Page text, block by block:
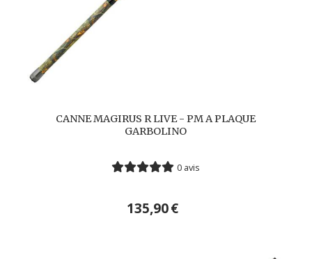
CANNE MAGIRUS R LIVE - PM A PLAQUE
GARBOLINO
0 avis
135,90€